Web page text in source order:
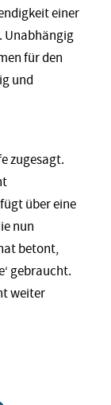
einer
Unabhängig
für den
und
zugesagt.
über eine
nun
betont,
gebraucht.
weiter